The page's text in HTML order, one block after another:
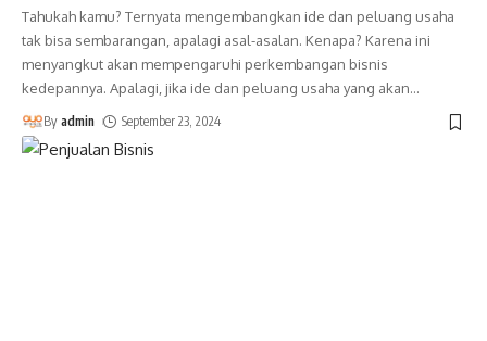
Tahukah kamu? Ternyata mengembangkan ide dan peluang usaha
tak bisa sembarangan, apalagi asal-asalan. Kenapa? Karena ini
menyangkut akan mempengaruhi perkembangan bisnis
kedepannya. Apalagi, jika ide dan peluang usaha yang akan…
By admin September 23, 2024